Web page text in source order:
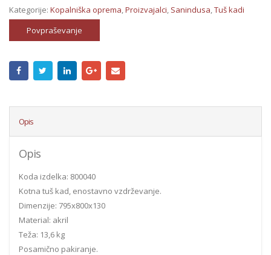
Kategorije: Kopalniška oprema,Proizvajalci, Sanindusa,Tuš kadi
Povpraševanje
Opis
Opis
Koda izdelka: 800040
Kotna tuš kad, enostavno vzdrževanje.
Dimenzije: 795x800x130
Material: akril
Teža: 13,6 kg
Posamično pakiranje.